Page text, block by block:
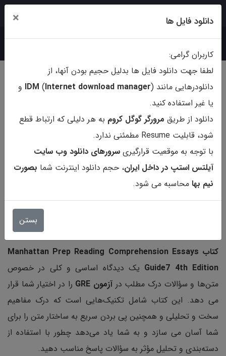
ورود ثبت‌نام
کتاب Manhattan Prep Reading
Comprehension Essays Guide7
کتاب Manhattan Prep Reading Comprehension Essays
Guide7 4th Edition یک دیدگاه اساسی و کلی در خصوص
متن‌ها و سؤالات درک مطلب در آزمون GRE
را در اختیار شما قرار
می دهد. این کتاب شامل تکنیک‌هایی است که درک مفاهیم
سخت و تحلیلی و همچنین پی بردن سریع به ساختار متن را برای
شما آسان می سازد و به شما یاد می‌دهد چطور با استفاده از
دسته‌بندی و تحلیل مؤثر به سؤالات پاسخ مناسب دهید.
دانلود فایل ها ×
کاربران گرامی:
لطفا جهت دانلود فایل ها بدلیل حجیم بودن آنها، از
دانلودرهایی مانند (
Internet download manager
)
IDM و
یا غیر استفاده کنید.
دانلود از طریق مرورگر گوگل کروم به هر دلیلی که ارتباط قطع
شود، قابلیت Resume مطمئنی ندارد.
با توجه به موقعیت قرارگیری سرورهای دانلود وب سایت
آیلتس استپ در داخل ایران، حجم دانلود اینترنت شما بصورت
نیم بها محاسبه می شود.
بستن